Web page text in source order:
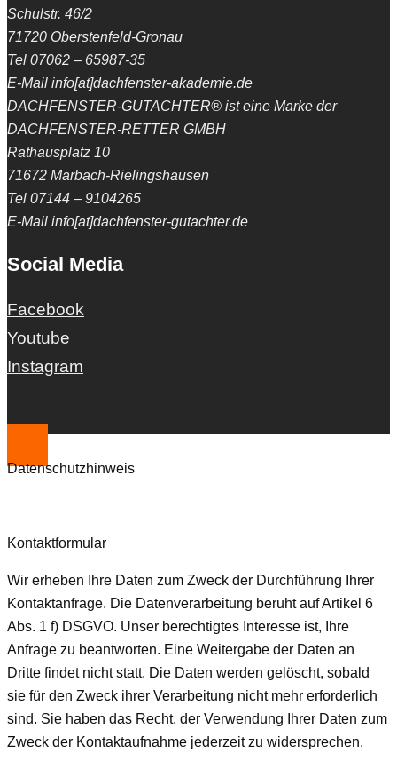
Schulstr. 46/2
71720 Oberstenfeld-Gronau
Tel 07062 – 65987-35
E-Mail info[at]dachfenster-akademie.de
DACHFENSTER-GUTACHTER® ist eine Marke der
DACHFENSTER-RETTER GMBH
Rathausplatz 10
71672 Marbach-Rielingshausen
Tel 07144 – 9104265
E-Mail info[at]dachfenster-gutachter.de
Social Media
Facebook
Youtube
Instagram
Datenschutzhinweis
Kontaktformular
Wir erheben Ihre Daten zum Zweck der Durchführung Ihrer
Kontaktanfrage. Die Datenverarbeitung beruht auf Artikel 6
Abs. 1 f) DSGVO. Unser berechtigtes Interesse ist, Ihre
Anfrage zu beantworten. Eine Weitergabe der Daten an
Dritte findet nicht statt. Die Daten werden gelöscht, sobald
sie für den Zweck ihrer Verarbeitung nicht mehr erforderlich
sind. Sie haben das Recht, der Verwendung Ihrer Daten zum
Zweck der Kontaktaufnahme jederzeit zu widersprechen.